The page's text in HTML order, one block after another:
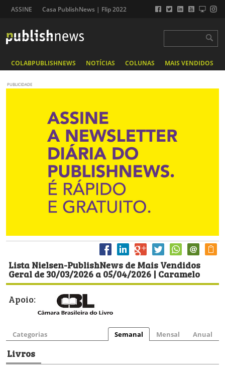
ASSINE Casa PublishNews | Flip 2022
COLABPUBLISHNEWS NOTÍCIAS COLUNAS MAIS VENDIDOS
PUBLICIDADE
Lista Nielsen-PublishNews de Mais Vendidos
Geral de 30/03/2026 a 05/04/2026 | Caramelo
Apoio:
Categorias Semanal Mensal Anual
Livros